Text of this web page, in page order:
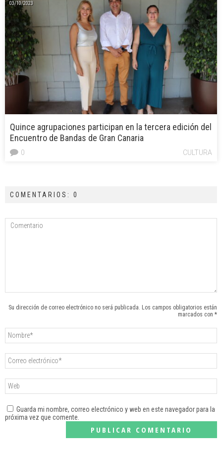
03/10/2023
Quince agrupaciones participan en la tercera edición del
Encuentro de Bandas de Gran Canaria
CULTURA
0
COMENTARIOS: 0
Su dirección de correo electrónico no será publicada. Los campos obligatorios están
marcados con *
Guarda mi nombre, correo electrónico y web en este navegador para la
próxima vez que comente.